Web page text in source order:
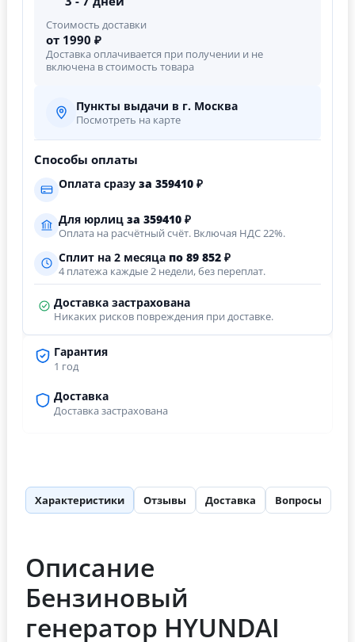
Гарантия
1 год
Доставка
Доставка застрахована
Стоимость доставки
от 1990 ₽
Доставка оплачивается при получении и не
включена в стоимость товара
Пункты выдачи в г. Москва
Посмотреть на карте
Способы оплаты
Оплата сразу за 359410 ₽
Для юрлиц за 359410 ₽
Оплата на расчётный счёт. Включая НДС 22%.
Сплит на 2 месяца по 89 852 ₽
4 платежа каждые 2 недели, без переплат.
Доставка застрахована
Никаких рисков повреждения при доставке.
Характеристики Отзывы Доставка Вопросы
Описание
Бензиновый
генератор HYUNDAI